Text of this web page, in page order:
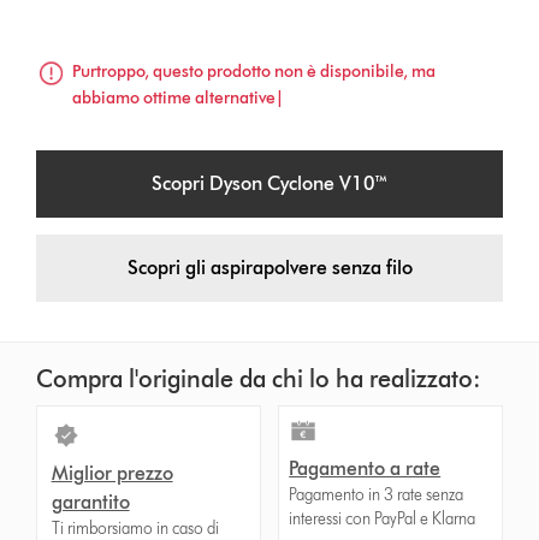
Purtroppo, questo prodotto non è disponibile, ma
abbiamo ottime alternative|
Scopri Dyson Cyclone V10™
Scopri gli aspirapolvere senza filo
Compra l'originale da chi lo ha realizzato:
Miglior prezzo
garantito
Ti rimborsiamo in caso di
Pagamento a rate
Pagamento in 3 rate senza
interessi con PayPal e Klarna